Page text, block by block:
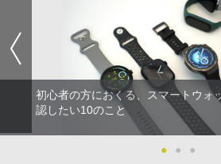
初心者の方におくる、スマートウォ
認したい10のこと
● ● ●